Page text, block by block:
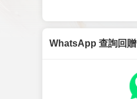
WhatsApp 查詢回贈